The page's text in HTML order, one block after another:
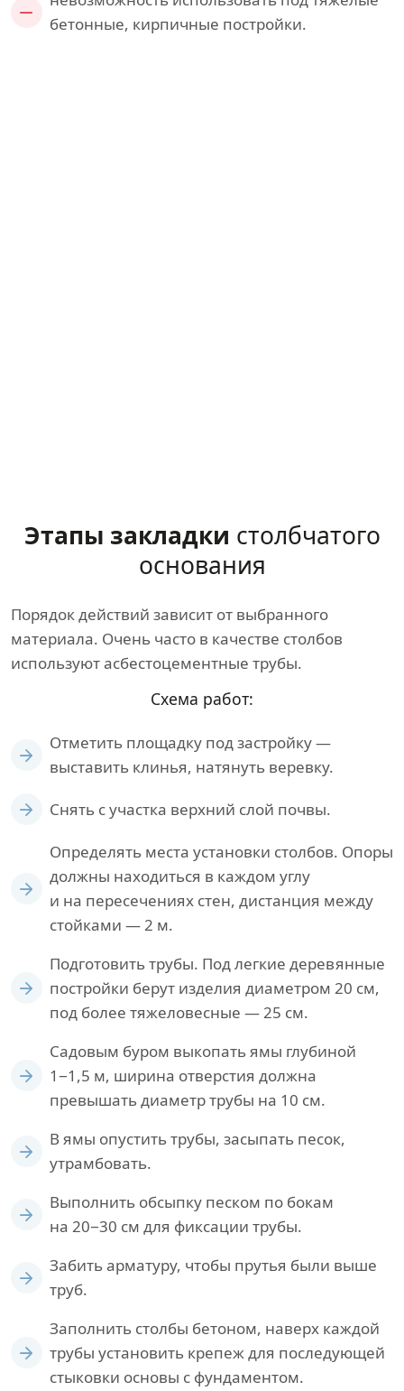
бетонные, кирпичные постройки.
Этапы закладки столбчатого
основания
Порядок действий зависит от выбранного
материала. Очень часто в качестве столбов
используют асбестоцементные трубы.
Схема работ:
Отметить площадку под застройку —
выставить клинья, натянуть веревку.
Снять с участка верхний слой почвы.
Определять места установки столбов. Опоры
должны находиться в каждом углу
и на пересечениях стен, дистанция между
стойками — 2 м.
Подготовить трубы. Под легкие деревянные
постройки берут изделия диаметром 20 см,
под более тяжеловесные — 25 см.
Садовым буром выкопать ямы глубиной
1−1,5 м, ширина отверстия должна
превышать диаметр трубы на 10 см.
В ямы опустить трубы, засыпать песок,
утрамбовать.
Выполнить обсыпку песком по бокам
на 20−30 см для фиксации трубы.
Забить арматуру, чтобы прутья были выше
труб.
Заполнить столбы бетоном, наверх каждой
трубы установить крепеж для последующей
стыковки основы с фундаментом.